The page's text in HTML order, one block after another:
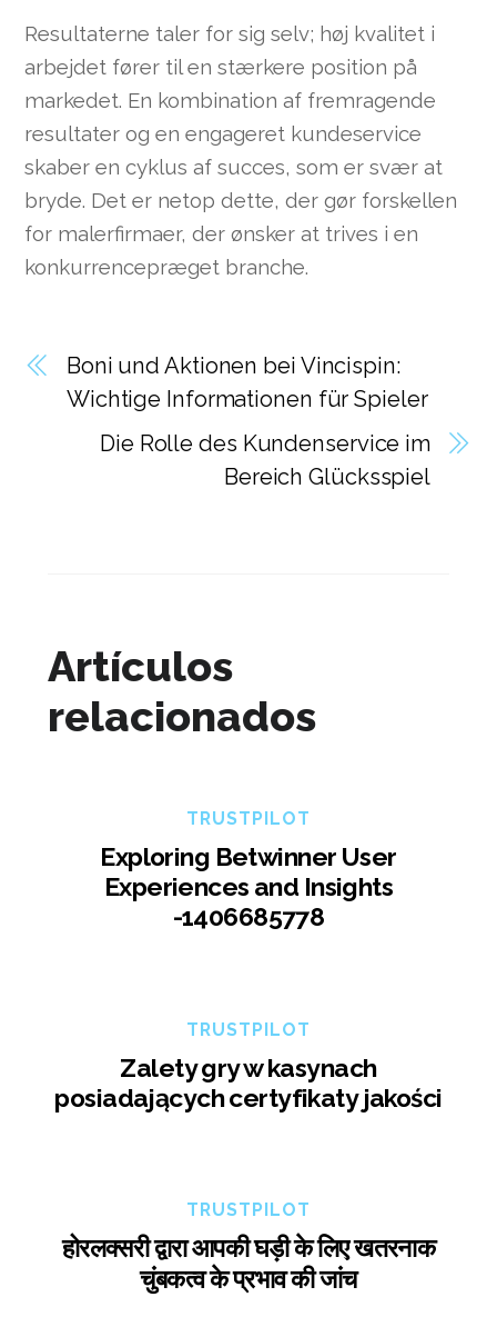
Resultaterne taler for sig selv; høj kvalitet i
arbejdet fører til en stærkere position på
markedet. En kombination af fremragende
resultater og en engageret kundeservice
skaber en cyklus af succes, som er svær at
bryde. Det er netop dette, der gør forskellen
for malerfirmaer, der ønsker at trives i en
konkurrencepræget branche.
Boni und Aktionen bei Vincispin:
Wichtige Informationen für Spieler
Die Rolle des Kundenservice im
Bereich Glücksspiel
Artículos
relacionados
TRUSTPILOT
Exploring Betwinner User
Experiences and Insights
-1406685778
TRUSTPILOT
Zalety gry w kasynach
posiadających certyfikaty jakości
TRUSTPILOT
होरलक्सरी द्वारा आपकी घड़ी के लिए खतरनाक
चुंबकत्व के प्रभाव की जांच